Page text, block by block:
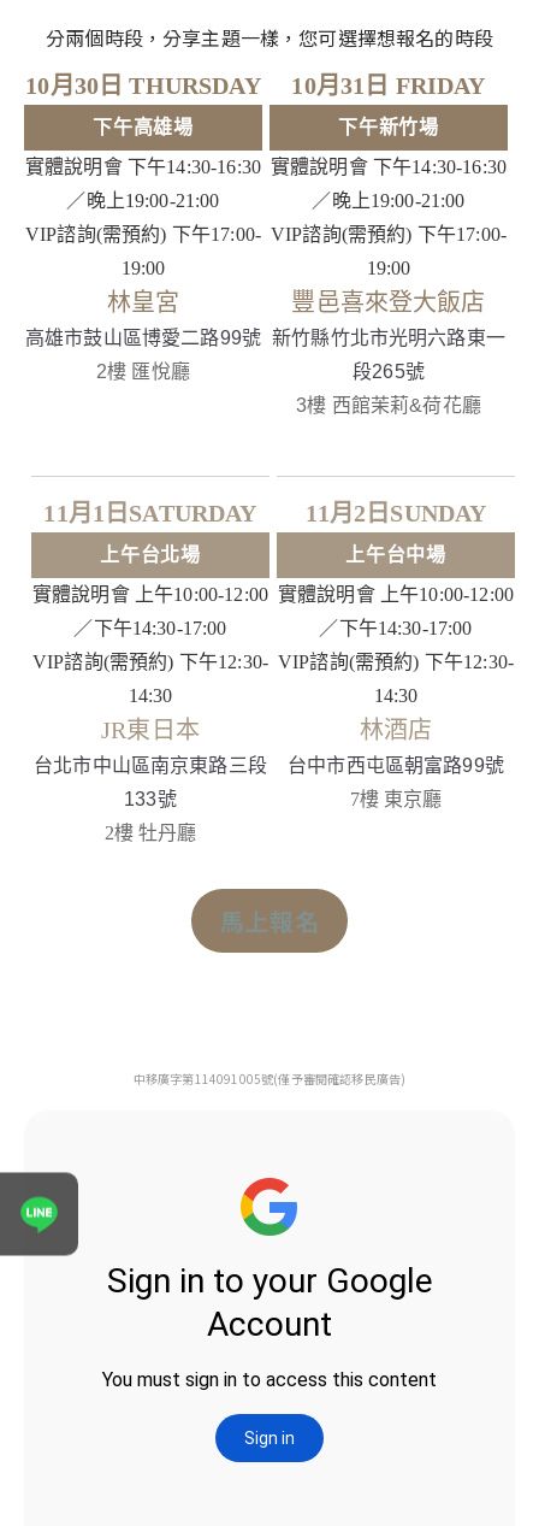
分兩個時段，分享主題一樣，您可選擇想報名的時段
10月30日 THURSDAY
下午高雄場
實體說明會 下午14:30-16:30
／晚上19:00-21:00
VIP諮詢(需預約) 下午17:00-
19:00
林皇宮
高雄市鼓山區博愛二路99號
2樓 匯悅廳
10月31日 FRIDAY
下午新竹場
實體說明會 下午14:30-16:30
／晚上19:00-21:00
VIP諮詢(需預約) 下午17:00-
19:00
豐邑喜來登大飯店
新竹縣竹北市光明六路東一
段265號
3樓 西館茉莉&荷花廳
11月1日SATURDAY
上午台北場
實體說明會 上午10:00-12:00
／下午14:30-17:00
VIP諮詢(需預約) 下午12:30-
14:30
JR東日本
台北市中山區南京東路三段
133號
2樓 牡丹廳
11月2日SUNDAY
上午台中場
實體說明會 上午10:00-12:00
／下午14:30-17:00
VIP諮詢(需預約) 下午12:30-
14:30
林酒店
台中市西屯區朝富路99號
7樓 東京廳
馬上報名
中移廣字第114091005號(僅予審閱確認移民廣告)
表單送出成功！
專員將於1~２個工作天與您聯繫